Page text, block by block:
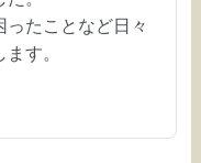
たことなど日々
す。